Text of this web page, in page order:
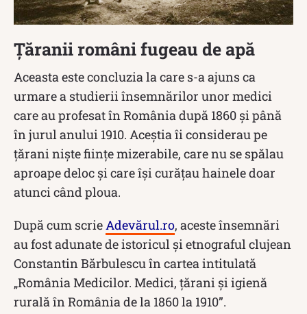
Țăranii români fugeau de apă
Aceasta este concluzia la care s-a ajuns ca
urmare a studierii însemnărilor unor medici
care au profesat în România după 1860 și până
în jurul anului 1910. Aceștia îi considerau pe
țărani niște ființe mizerabile, care nu se spălau
aproape deloc și care își curățau hainele doar
atunci când ploua.
După cum scrie Adevărul.ro, aceste însemnări
au fost adunate de istoricul şi etnograful clujean
Constantin Bărbulescu în cartea intitulată
„România Medicilor. Medici, ţărani şi igienă
rurală în România de la 1860 la 1910”.